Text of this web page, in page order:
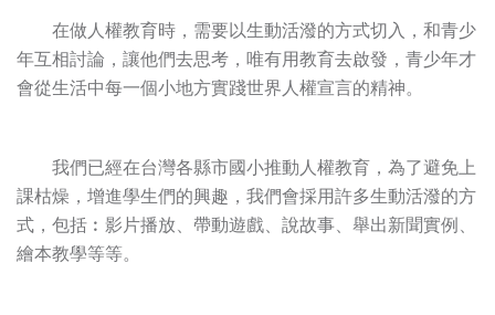
在做人權教育時，需要以生動活潑的方式切入，和青少
年互相討論，讓他們去思考，唯有用教育去啟發，青少年才
會從生活中每一個小地方實踐世界人權宣言的精神。
我們已經在台灣各縣市國小推動人權教育，為了避免上
課枯燥，增進學生們的興趣，我們會採用許多生動活潑的方
式，包括︰影片播放、帶動遊戲、說故事、舉出新聞實例、
繪本教學等等。